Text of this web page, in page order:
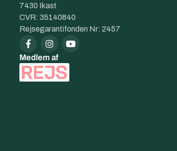
7430 Ikast
CVR: 35140840
Rejsegarantifonden Nr: 2457
Medlem af